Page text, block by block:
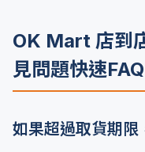
OK Mart 店到
見問題快速FAQ
如果超過取貨期限